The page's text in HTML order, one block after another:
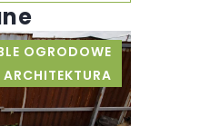
OGRODOWE